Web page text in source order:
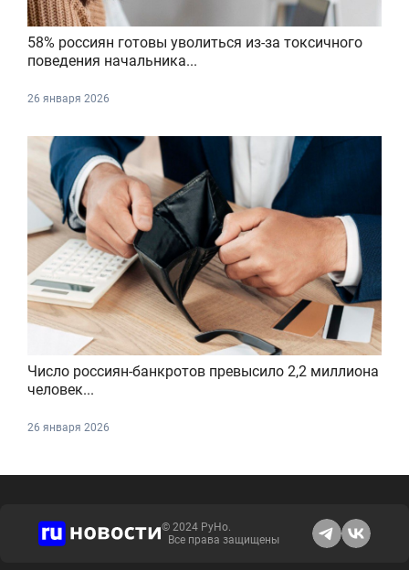
58% россиян готовы уволиться из-за токсичного
поведения начальника...
26 января 2026
Число россиян-банкротов превысило 2,2 миллиона
человек...
26 января 2026
© 2024 РуНо.
Все права защищены